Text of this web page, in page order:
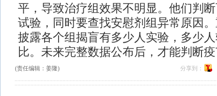
平，导致治疗组效果不明显。他们判
试验，同时要查找安慰剂组异常原因
披露各个组揭盲有多少人实验，多少
比。未来完整数据公布后，才能判断
(责任编辑：姜隆) 分享到：